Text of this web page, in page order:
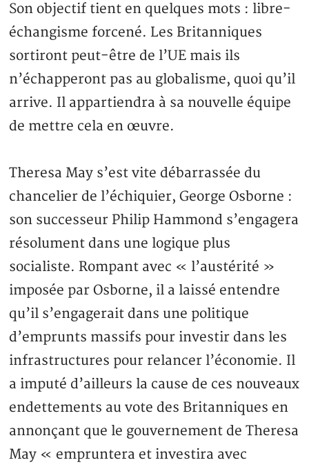
Son objectif tient en quelques mots : libre-
échangisme forcené. Les Britanniques
sortiront peut-être de l’UE mais ils
n’échapperont pas au globalisme, quoi qu’il
arrive. Il appartiendra à sa nouvelle équipe
de mettre cela en œuvre.
Theresa May s’est vite débarrassée du
chancelier de l’échiquier, George Osborne :
son successeur Philip Hammond s’engagera
résolument dans une logique plus
socialiste. Rompant avec « l’austérité »
imposée par Osborne, il a laissé entendre
qu’il s’engagerait dans une politique
d’emprunts massifs pour investir dans les
infrastructures pour relancer l’économie. Il
a imputé d’ailleurs la cause de ces nouveaux
endettements au vote des Britanniques en
annonçant que le gouvernement de Theresa
May « empruntera et investira avec